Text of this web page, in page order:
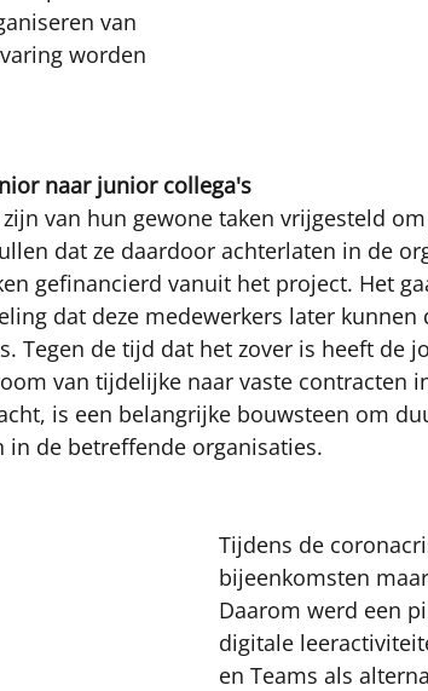
van
worden
naar junior collega's
zijn van hun gewone taken vrijgesteld
dat ze daardoor achterlaten in de
gefinancierd vanuit het project. Het
dat deze medewerkers later
Tegen de tijd dat het zover is heeft de
van tijdelijke naar vaste contracten
is een belangrijke bouwsteen om
in de betreffende organisaties.
Tijdens de
bijeenkomsten
Daarom werd een
digitale
en Teams als